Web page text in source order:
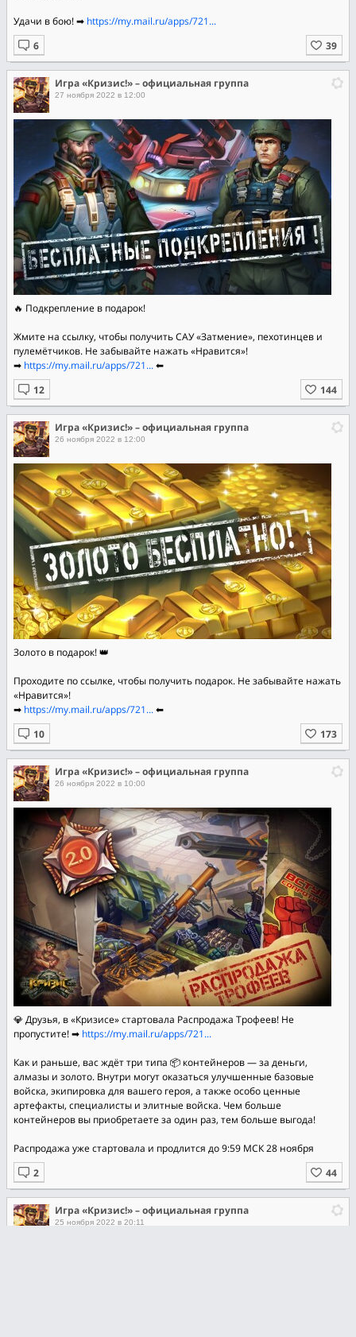
Удачи в бою! ➡ https://my.mail.ru/apps/721...
Игра «Кризис!» – официальная группа
27 ноября 2022 в 12:00
🔥 Подкрепление в подарок!
Жмите на ссылку, чтобы получить САУ «Затмение», пехотинцев и
пулемётчиков. Не забывайте нажать «Нравится»!
➡ https://my.mail.ru/apps/721...⬅
Игра «Кризис!» – официальная группа
26 ноября 2022 в 12:00
Золото в подарок! 👑
Проходите по ссылке, чтобы получить подарок. Не забывайте нажать
«Нравится»!
➡ https://my.mail.ru/apps/721...⬅
Игра «Кризис!» – официальная группа
26 ноября 2022 в 10:00
💎 Друзья, в «Кризисе» стартовала Распродажа Трофеев! Не
пропустите! ➡ https://my.mail.ru/apps/721...
Как и раньше, вас ждёт три типа 📦 контейнеров — за деньги,
алмазы и золото. Внутри могут оказаться улучшенные базовые
войска, экипировка для вашего героя, а также особо ценные
артефакты, специалисты и элитные войска. Чем больше
контейнеров вы приобретаете за один раз, тем больше выгода!
Распродажа уже стартовала и продлится до 9:59 МСК 28 ноября
Игра «Кризис!» – официальная группа
25 ноября 2022 в 20:11